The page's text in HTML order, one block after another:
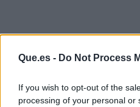
Que.es - Do Not Process
If you wish to opt-out of the
processing of your personal or